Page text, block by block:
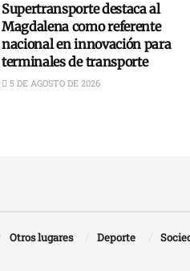
Supertransporte destaca al
Magdalena como referente
nacional en innovación para
terminales de transporte
5 DE AGOSTO DE 2026
Otros lugares Deporte